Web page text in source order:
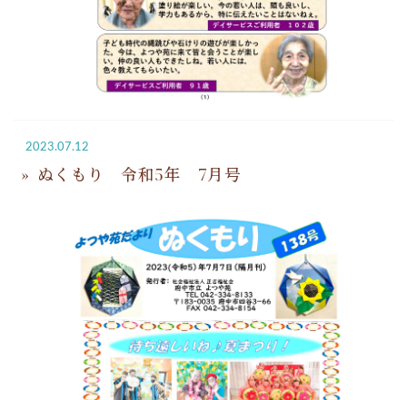
2023.07.12
ぬくもり 令和5年 7月号